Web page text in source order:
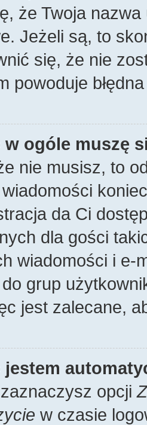
że Twoja
Jeżeli są, to
się, że nie
powoduje
w ogóle muszę
nie musisz, to
da Ci
dla gości
wiadomości i e-
grup
jest zalecane,
jestem
opcji
w czasie